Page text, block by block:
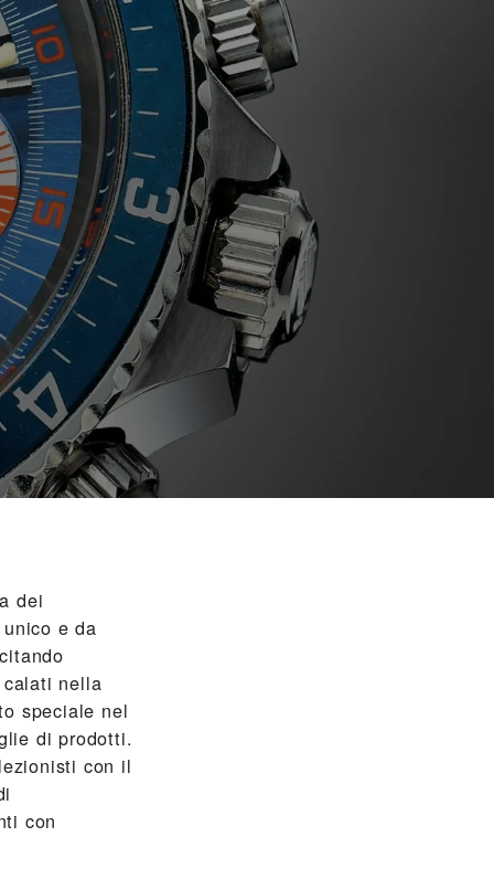
dei
e da
nella
speciale nel
di prodotti.
con il
con